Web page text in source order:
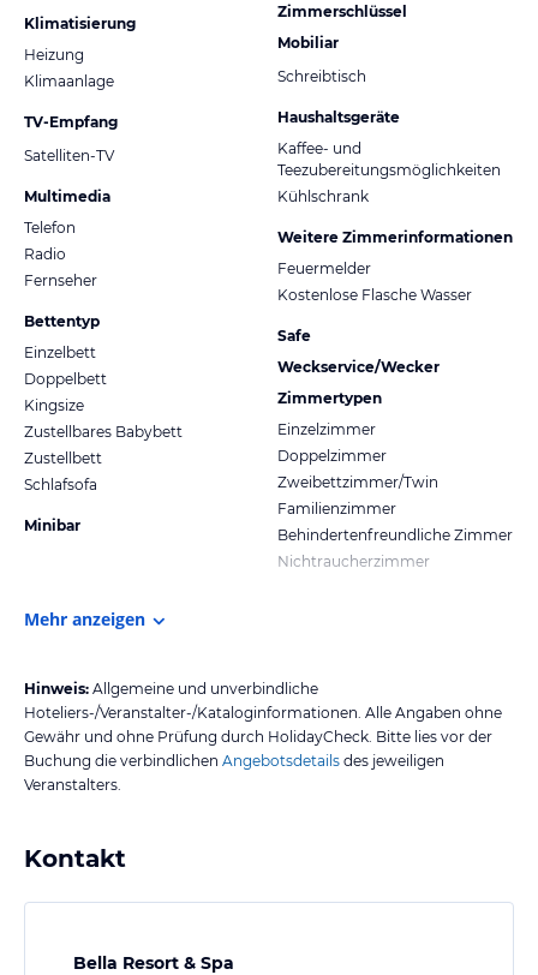
Klimatisierung
Heizung
Klimaanlage
TV-Empfang
Satelliten-TV
Multimedia
Telefon
Radio
Fernseher
Bettentyp
Einzelbett
Doppelbett
Kingsize
Zustellbares Babybett
Zustellbett
Schlafsofa
Minibar
Zimmerschlüssel
Mobiliar
Schreibtisch
Haushaltsgeräte
Kaffee- und
Teezubereitungsmöglichkeiten
Kühlschrank
Weitere Zimmerinformationen
Feuermelder
Kostenlose Flasche Wasser
Safe
Weckservice/Wecker
Zimmertypen
Einzelzimmer
Doppelzimmer
Zweibettzimmer/Twin
Familienzimmer
Behindertenfreundliche Zimmer
Nichtraucherzimmer
Mehr anzeigen
Hinweis: Allgemeine und unverbindliche
Hoteliers-/Veranstalter-/Kataloginformationen. Alle Angaben ohne
Gewähr und ohne Prüfung durch HolidayCheck. Bitte lies vor der
Buchung die verbindlichen Angebotsdetails des jeweiligen
Veranstalters.
Kontakt
Bella Resort & Spa